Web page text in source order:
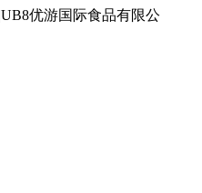
优游国际食品有限公